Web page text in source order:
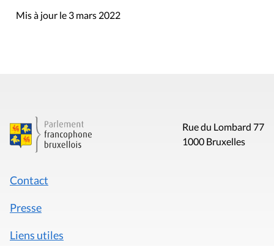
Mis à jour le 3 mars 2022
Rue du Lombard 77
1000 Bruxelles
Contact
Presse
Liens utiles